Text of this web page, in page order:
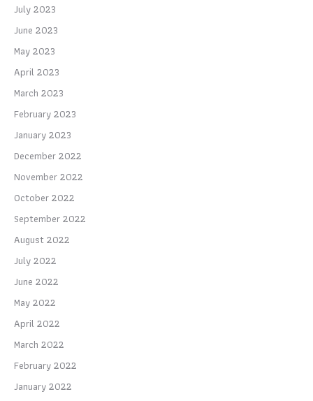
July 2023
June 2023
May 2023
April 2023
March 2023
February 2023
January 2023
December 2022
November 2022
October 2022
September 2022
August 2022
July 2022
June 2022
May 2022
April 2022
March 2022
February 2022
January 2022